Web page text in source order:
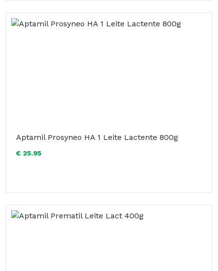
Aptamil Prosyneo HA 1 Leite Lactente 800g
€ 25.95